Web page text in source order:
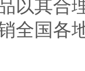
以其合
全国各